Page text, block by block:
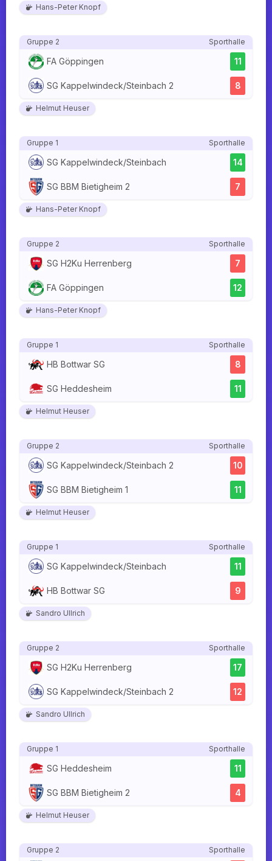
Hans-Peter Knopf
Gruppe 2 Sporthalle
FA Göppingen 11
SG Kappelwindeck/Steinbach 2 8
Helmut Heuser
Gruppe 1 Sporthalle
SG Kappelwindeck/Steinbach 14
SG BBM Bietigheim 2 7
Hans-Peter Knopf
Gruppe 2 Sporthalle
SG H2Ku Herrenberg 7
FA Göppingen 12
Hans-Peter Knopf
Gruppe 1 Sporthalle
HB Bottwar SG 8
SG Heddesheim 11
Helmut Heuser
Gruppe 2 Sporthalle
SG Kappelwindeck/Steinbach 2 10
SG BBM Bietigheim 1 11
Helmut Heuser
Gruppe 1 Sporthalle
SG Kappelwindeck/Steinbach 11
HB Bottwar SG 9
Sandro Ullrich
Gruppe 2 Sporthalle
SG H2Ku Herrenberg 17
SG Kappelwindeck/Steinbach 2 12
Sandro Ullrich
Gruppe 1 Sporthalle
SG Heddesheim 11
SG BBM Bietigheim 2 4
Helmut Heuser
Gruppe 2 Sporthalle